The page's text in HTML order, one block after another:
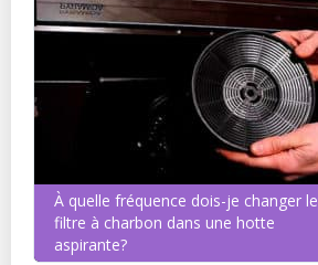
À quelle fréquence dois-je changer le
filtre à charbon dans une hotte
aspirante?